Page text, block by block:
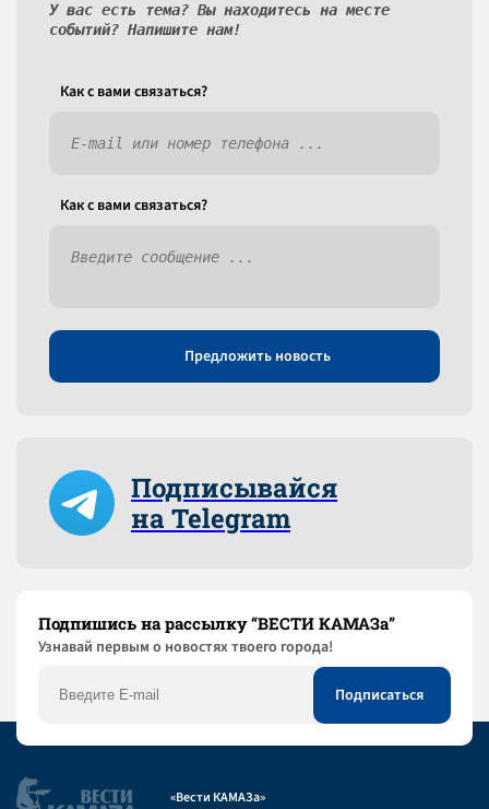
У вас есть тема? Вы находитесь на месте
событий? Напишите нам!
Как c вами связаться?
Как c вами связаться?
Предложить новость
Подписывайся
на Telegram
Подпишись на рассылку “ВЕСТИ КАМАЗа”
Узнaвай первым о новостях твоего города!
«Вести КАМАЗа»